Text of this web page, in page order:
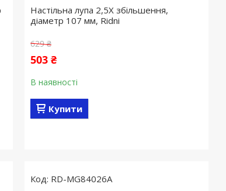
Настільна лупа 2,5X збільшення,
діаметр 107 мм, Ridni
629 ₴
503 ₴
В наявності
Купити
RD-MG84026A